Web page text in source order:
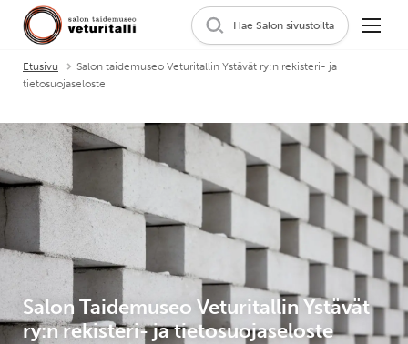
Hae Salon sivustoilta
Etusivu
Salon taidemuseo Veturitallin Ystävät ry:n rekisteri- ja
tietosuojaseloste
Salon Taidemuseo Veturitallin Ystävät
ry:n rekisteri- ja tietosuojaseloste